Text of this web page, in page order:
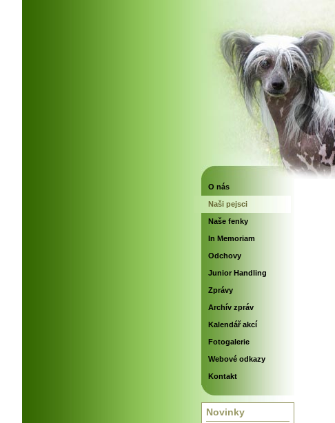
O nás
Naši pejsci
Naše fenky
In Memoriam
Odchovy
Junior Handling
Zprávy
Archív zpráv
Kalendář akcí
Fotogalerie
Webové odkazy
Kontakt
Novinky